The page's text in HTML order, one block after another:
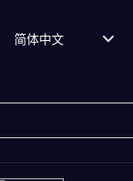
简体中文